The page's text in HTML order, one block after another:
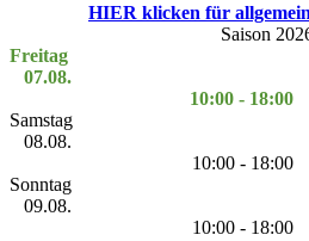
HIER klicken für
Saison
Freitag
07.08.
10:00 - 18:00
Samstag
08.08.
10:00 - 18:00
Sonntag
09.08.
10:00 - 18:00